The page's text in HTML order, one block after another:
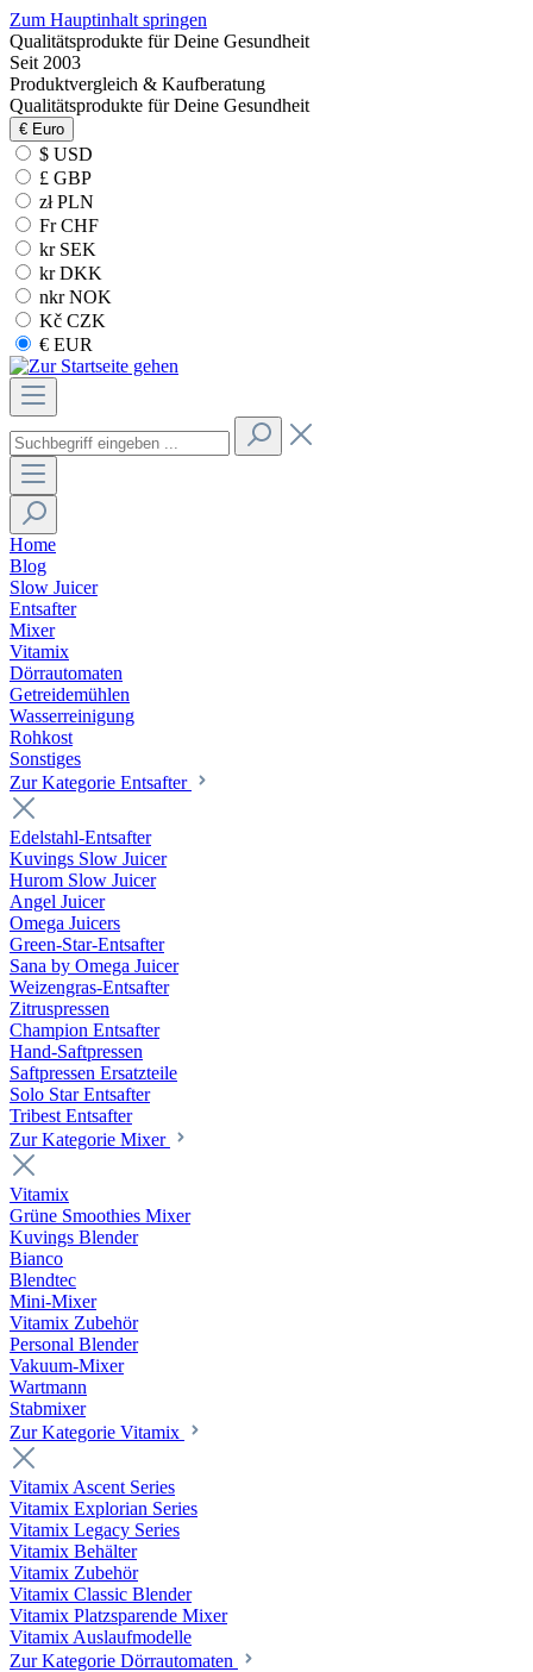
Zum Hauptinhalt springen
Qualitätsprodukte für Deine Gesundheit
Seit 2003
Produktvergleich & Kaufberatung
Qualitätsprodukte für Deine Gesundheit
€ Euro
$ USD
£ GBP
zł PLN
Fr CHF
kr SEK
kr DKK
nkr NOK
Kč CZK
€ EUR
Home
Blog
Slow Juicer
Entsafter
Mixer
Vitamix
Dörrautomaten
Getreidemühlen
Wasserreinigung
Rohkost
Sonstiges
Zur Kategorie Entsafter
Edelstahl-Entsafter
Kuvings Slow Juicer
Hurom Slow Juicer
Angel Juicer
Omega Juicers
Green-Star-Entsafter
Sana by Omega Juicer
Weizengras-Entsafter
Zitruspressen
Champion Entsafter
Hand-Saftpressen
Saftpressen Ersatzteile
Solo Star Entsafter
Tribest Entsafter
Zur Kategorie Mixer
Vitamix
Grüne Smoothies Mixer
Kuvings Blender
Bianco
Blendtec
Mini-Mixer
Vitamix Zubehör
Personal Blender
Vakuum-Mixer
Wartmann
Stabmixer
Zur Kategorie Vitamix
Vitamix Ascent Series
Vitamix Explorian Series
Vitamix Legacy Series
Vitamix Behälter
Vitamix Zubehör
Vitamix Classic Blender
Vitamix Platzsparende Mixer
Vitamix Auslaufmodelle
Zur Kategorie Dörrautomaten